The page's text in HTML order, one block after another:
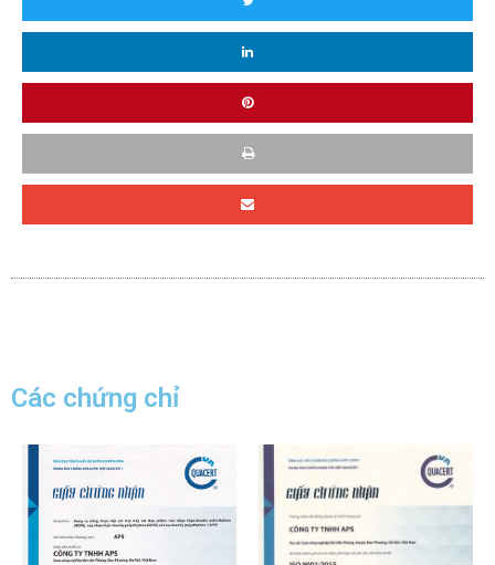
Các chứng chỉ